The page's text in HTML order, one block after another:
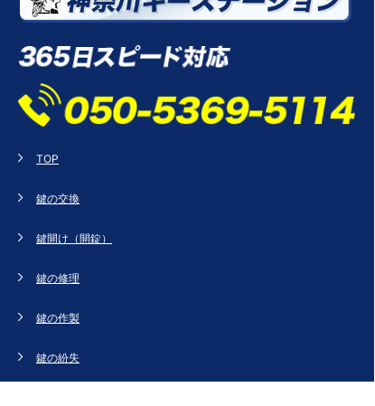
TOP
鍵の交換
鍵開け（開錠）
鍵の修理
鍵の作製
鍵の紛失